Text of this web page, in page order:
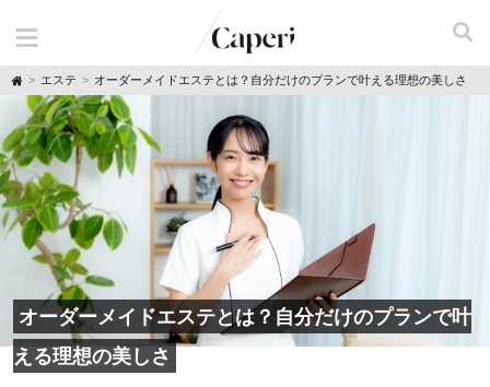
H
o
m
e
エステ オーダーメイドエステとは？自分だけのプランで叶える理想の美しさ
オーダーメイドエステとは？自分だけのプランで叶
える理想の美しさ